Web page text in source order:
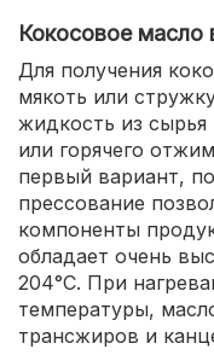
Кокосовое масло
Для получения
мякоть или
жидкость из
или горячего
первый вариант,
прессование
компоненты
обладает очень
204°С. При
температуры,
трансжиров и